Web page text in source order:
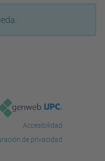
Accesibilidad
de privacidad